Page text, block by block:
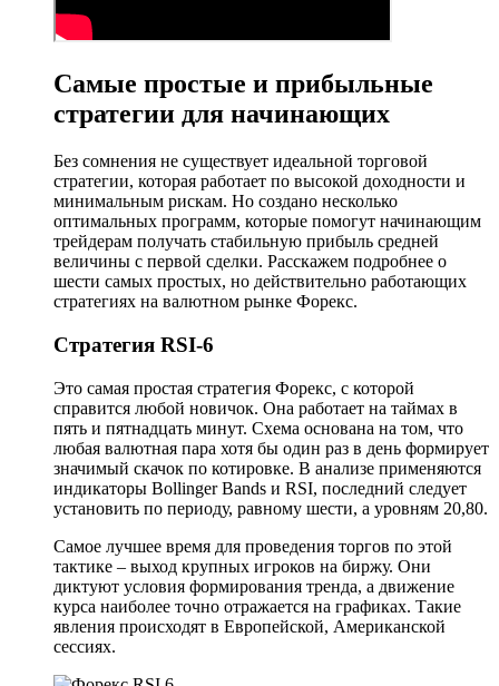
Самые простые и прибыльные
стратегии для начинающих
Без сомнения не существует идеальной торговой
стратегии, которая работает по высокой доходности и
минимальным рискам. Но создано несколько
оптимальных программ, которые помогут начинающим
трейдерам получать стабильную прибыль средней
величины с первой сделки. Расскажем подробнее о
шести самых простых, но действительно работающих
стратегиях на валютном рынке Форекс.
Стратегия RSI-6
Это самая простая стратегия Форекс, с которой
справится любой новичок. Она работает на таймах в
пять и пятнадцать минут. Схема основана на том, что
любая валютная пара хотя бы один раз в день формирует
значимый скачок по котировке. В анализе применяются
индикаторы Bollinger Bands и RSI, последний следует
установить по периоду, равному шести, а уровням 20,80.
Самое лучшее время для проведения торгов по этой
тактике – выход крупных игроков на биржу. Они
диктуют условия формирования тренда, а движение
курса наиболее точно отражается на графиках. Такие
явления происходят в Европейской, Американской
сессиях.